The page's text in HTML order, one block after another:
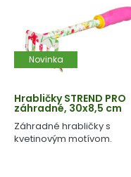
Novinka
Hrabličky STREND PRO
záhradné, 30x8,5 cm
Záhradné hrabličky s
kvetinovým motívom.